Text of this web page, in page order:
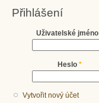
Přihlášení
Uživatelské jméno
Heslo *
Vytvořit nový účet